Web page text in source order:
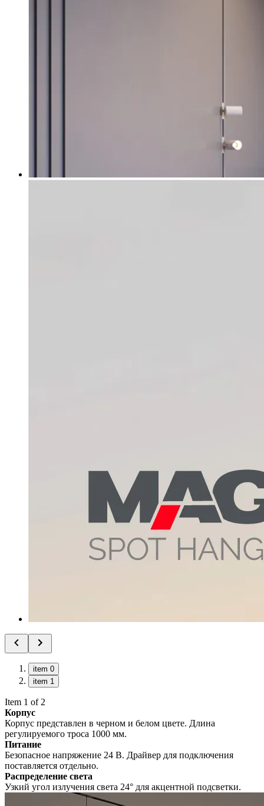
item 0
item 1
Item 1 of 2
Корпус
Корпус представлен в черном и белом цвете. Длина
регулируемого троса 1000 мм.
Питание
Безопасное напряжение 24 В. Драйвер для подключения
поставляется отдельно.
Распределение света
Узкий угол излучения света 24° для акцентной подсветки.